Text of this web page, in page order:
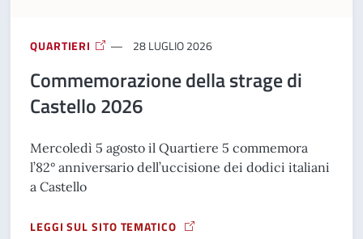
QUARTIERI 28 LUGLIO 2026
Commemorazione della strage di
Castello 2026
Mercoledì 5 agosto il Quartiere 5 commemora
l’82° anniversario dell’uccisione dei dodici italiani
a Castello
LEGGI SUL SITO TEMATICO
A PROPOSITO DI COMMEMORAZIONE DELLA STRAGE DI